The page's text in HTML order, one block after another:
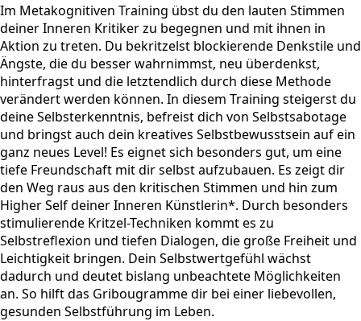
Im Metakognitiven Training übst du den lauten Stimmen
deiner Inneren Kritiker zu begegnen und mit ihnen in
Aktion zu treten. Du bekritzelst blockierende Denkstile und
Ängste, die du besser wahrnimmst, neu überdenkst,
hinterfragst und die letztendlich durch diese Methode
verändert werden können. In diesem Training steigerst du
deine Selbsterkenntnis, befreist dich von Selbstsabotage
und bringst auch dein kreatives Selbstbewusstsein auf ein
ganz neues Level! Es eignet sich besonders gut, um eine
tiefe Freundschaft mit dir selbst aufzubauen. Es zeigt dir
den Weg raus aus den kritischen Stimmen und hin zum
Higher Self deiner Inneren Künstlerin*. Durch besonders
stimulierende Kritzel-Techniken kommt es zu
Selbstreflexion und tiefen Dialogen, die große Freiheit und
Leichtigkeit bringen. Dein Selbstwertgefühl wächst
dadurch und deutet bislang unbeachtete Möglichkeiten
an. So hilft das Gribougramme dir bei einer liebevollen,
gesunden Selbstführung im Leben.